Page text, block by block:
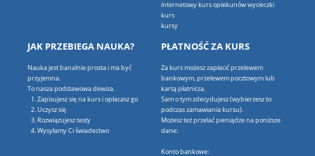
internetowy kurs opiekunów wycieczki
kurs
kursy
JAK PRZEBIEGA NAUKA?
Nauka jest banalnie prosta i ma być
przyjemna.
To nasza podstawowa dewiza.
Zapisujesz się na kurs i opłacasz go
Uczysz się
Rozwiązujesz testy
Wysyłamy Ci świadectwo
PŁATNOŚĆ ZA KURS
Za kurs możesz zapłacić przelewem
bankowym, przelewem pocztowym lub
kartą płatnicza.
Sam o tym zdecydujesz (wybierzesz to
podczas zamawiania kursu).
Możesz też przelać pieniądze na poniższe
dane:
Konto bankowe: